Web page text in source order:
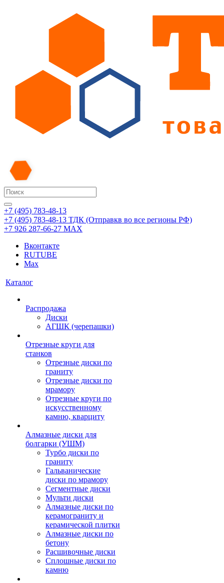
+7 (495) 783-48-13
+7 (495) 783-48-13 ТДК (Отправкв во все регионы РФ)
+7 926 287-66-27 МАХ
Вконтакте
RUTUBE
Max
Каталог
Распродажа
Диски
АГШК (черепашки)
Отрезные круги для
станков
Отрезные диски по
граниту
Отрезные диски по
мрамору
Отрезные круги по
искусственному
камню, кварциту
Алмазные диски для
болгарки (УШМ)
Турбо диски по
граниту
Гальванические
диски по мрамору
Сегментные диски
Мульти диски
Алмазные диски по
керамограниту и
керамической плитки
Алмазные диски по
бетону
Расшивочные диски
Сплошные диски по
камню